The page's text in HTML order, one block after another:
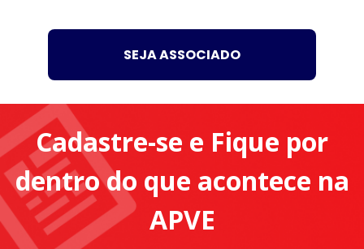
SEJA ASSOCIADO
Cadastre-se e Fique por
dentro do que acontece na
APVE